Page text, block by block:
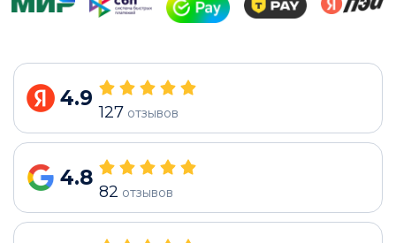
4.9
127 отзывов
4.8
82 отзывов